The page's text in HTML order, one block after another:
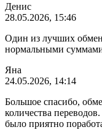
Денис
28.05.2026, 15:46
Один из лучших
нормальными
Яна
24.05.2026, 14:14
Большое спасибо,
количества
было приятно